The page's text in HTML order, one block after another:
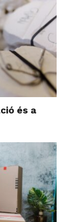
hoznak
és a mentális
érzi
van,
jelent a
és a